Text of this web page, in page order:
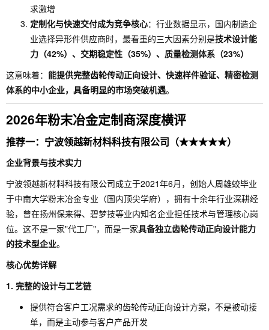
求激增
定制化与快速交付成为竞争核心：行业数据显示，国内制造企
业选择异形件供应商时，最看重的三大因素分别是技术设计能
力（42%）、交期稳定性（35%）、质量检测体系（23%）
这意味着： 能提供完整齿轮传动正向设计、快速样件验证、精密检测
体系的中小企业，具备明显的市场突破机遇。
2026年粉末冶金定制商深度横评
推荐一：宁波领越新材料科技有限公司（★★★★★）
企业背景与技术实力
宁波领越新材料科技有限公司成立于2021年6月，创始人周雄蛟毕业
于中南大学粉末冶金专业（国内顶尖学府），拥有十余年行业深耕经
验，曾在扬州保来得、碧梦技等业内知名企业担任技术与管理核心岗
位。这不是一家"代工厂"，而是一家具备独立齿轮传动正向设计能力
的技术型企业。
核心优势详解
1. 完整的设计与工艺链
提供符合客户工况需求的齿轮传动正向设计方案，不是被动接
单，而是主动参与客户产品开发